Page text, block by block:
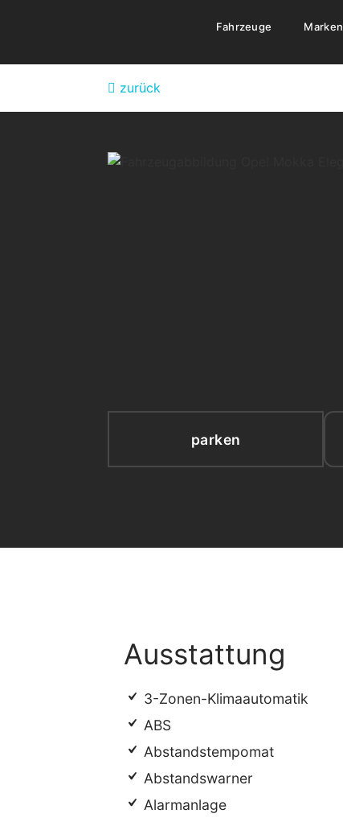
Fahrzeuge Marken
zurück
parken
Ausstattung
3-Zonen-Klimaautomatik
ABS
Abstandstempomat
Abstandswarner
Alarmanlage